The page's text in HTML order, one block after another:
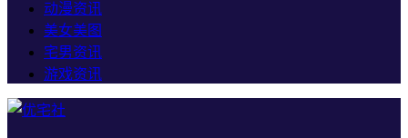
动漫资讯
美女美图
宅男资讯
游戏资讯